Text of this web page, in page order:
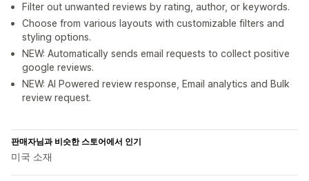
Filter out unwanted reviews by rating, author, or keywords.
Choose from various layouts with customizable filters and
styling options.
NEW: Automatically sends email requests to collect positive
google reviews.
NEW: AI Powered review response, Email analytics and Bulk
review request.
판매자님과 비슷한 스토어에서 인기
미국 소재